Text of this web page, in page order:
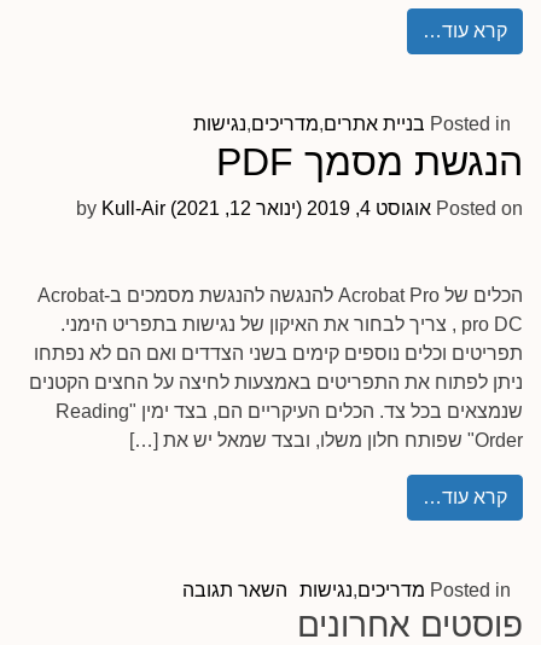
קרא עוד…
Posted in בניית אתרים,מדריכים,נגישות
הנגשת מסמך PDF
Posted on אוגוסט 4, 2019 (ינואר 12, 2021) by Kull-Air
הכלים של Acrobat Pro להנגשה להנגשת מסמכים ב-Acrobat
pro DC , צריך לבחור את האיקון של נגישות בתפריט הימני.
תפריטים וכלים נוספים קימים בשני הצדדים ואם הם לא נפתחו
ניתן לפתוח את התפריטים באמצעות לחיצה על החצים הקטנים
שנמצאים בכל צד. הכלים העיקריים הם, בצד ימין "Reading
Order" שפותח חלון משלו, ובצד שמאל יש את […]
קרא עוד…
Posted in מדריכים,נגישות השאר תגובה
פוסטים אחרונים